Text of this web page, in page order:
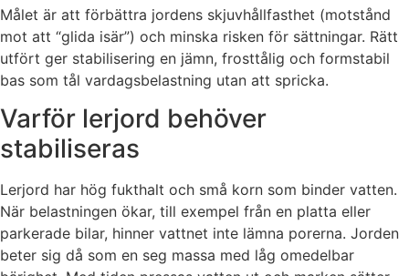
Målet är att förbättra jordens skjuvhållfasthet (motstånd
mot att “glida isär”) och minska risken för sättningar. Rätt
utfört ger stabilisering en jämn, frosttålig och formstabil
bas som tål vardagsbelastning utan att spricka.
Varför lerjord behöver
stabiliseras
Lerjord har hög fukthalt och små korn som binder vatten.
När belastningen ökar, till exempel från en platta eller
parkerade bilar, hinner vattnet inte lämna porerna. Jorden
beter sig då som en seg massa med låg omedelbar